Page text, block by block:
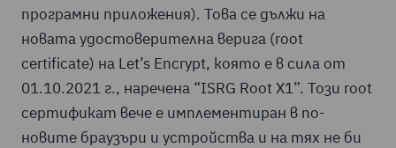
програмни приложения). Това се дължи на
новата удостоверителна верига (root
certificate) на Let’s Encrypt, която е в сила от
01.10.2021 г., наречена “ISRG Root X1”. Този root
сертификат вече е имплементиран в по-
новите браузъри и устройства и на тях не би